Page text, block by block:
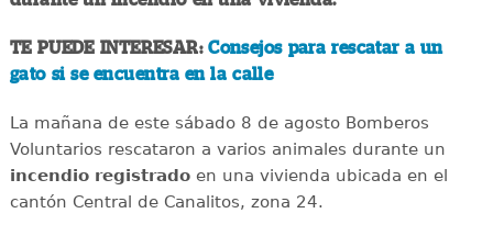
TE PUEDE INTERESAR:Consejos para rescatar a un
gato si se encuentra en la calle
La mañana de este sábado 8 de agosto Bomberos
Voluntarios rescataron a varios animales durante un
incendio registradoen una vivienda ubicada en el
cantón Central de Canalitos, zona 24.